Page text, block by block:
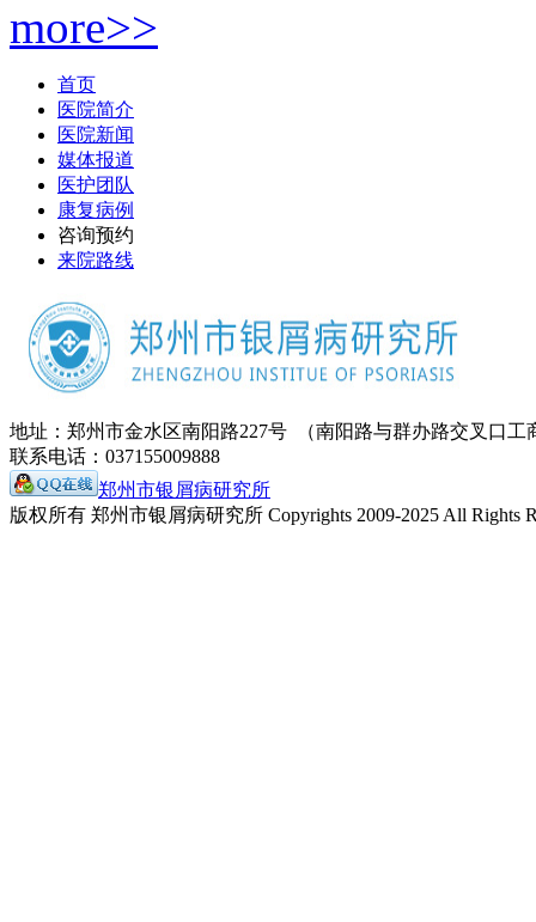
more>>
首页
医院简介
医院新闻
媒体报道
医护团队
康复病例
咨询预约
来院路线
地址：郑州市金水区南阳路227号 （南阳路与群办路交叉口工
联系电话：037155009888
郑州市银屑病研究所
版权所有 郑州市银屑病研究所 Copyrights 2009-2025 All Rights